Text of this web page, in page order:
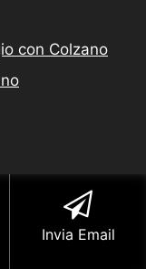
con Colzano
siti internet
Siti Roma
Invia Email